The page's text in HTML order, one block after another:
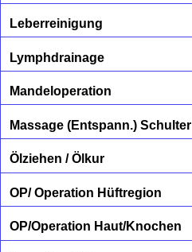
Leberreinigung
Lymphdrainage
Mandeloperation
Massage (Entspann.) Schulter
Ölziehen / Ölkur
OP/ Operation Hüftregion
OP/Operation Haut/Knochen